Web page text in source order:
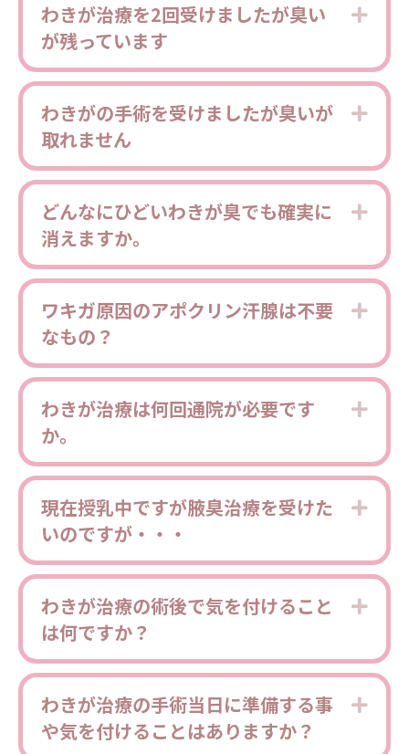
わきが治療を2回受けましたが臭い
が残っています
わきがの手術を受けましたが臭いが
取れません
どんなにひどいわきが臭でも確実に
消えますか。
ワキガ原因のアポクリン汗腺は不要
なもの？
わきが治療は何回通院が必要です
か。
現在授乳中ですが腋臭治療を受けた
いのですが・・・
わきが治療の術後で気を付けること
は何ですか？
わきが治療の手術当日に準備する事
や気を付けることはありますか？